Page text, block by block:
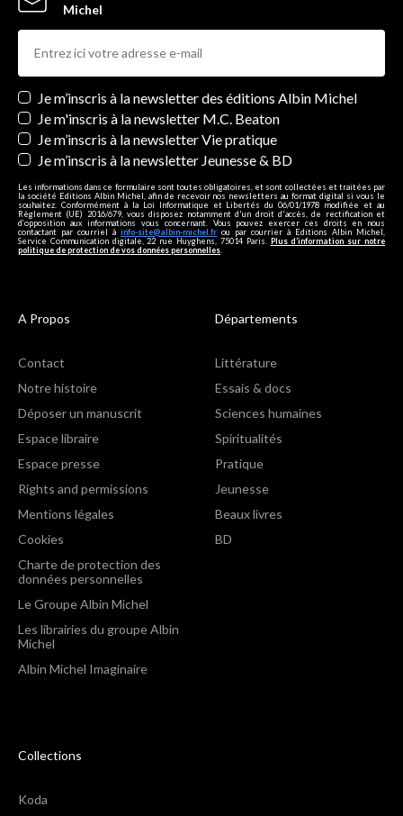
Michel
Newsletters
Je m’inscris à la newsletter des éditions Albin Michel
Je m'inscris à la newsletter M.C. Beaton
Je m’inscris à la newsletter Vie pratique
Je m’inscris à la newsletter Jeunesse & BD
Les informations dans ce formulaire sont toutes obligatoires, et sont collectées et traitées par
la société Editions Albin Michel, afin de recevoir nos newsletters au format digital si vous le
souhaitez. Conformément à la Loi Informatique et Libertés du 06/01/1978 modifiée et au
Règlement (UE) 2016/679, vous disposez notamment d'un droit d'accès, de rectification et
d’opposition aux informations vous concernant. Vous pouvez exercer ces droits en nous
contactant par courriel à info-site@albin-michel.fr ou par courrier à Editions Albin Michel,
Service Communication digitale, 22 rue Huyghens, 75014 Paris. Plus d’information sur notre
politique de protection de vos données personnelles
A Propos
Contact
Notre histoire
Déposer un manuscrit
Espace libraire
Espace presse
Rights and permissions
Mentions légales
Cookies
Charte de protection des
données personnelles
Le Groupe Albin Michel
Les librairies du groupe Albin
Michel
Albin Michel Imaginaire
Départements
Littérature
Essais & docs
Sciences humaines
Spiritualités
Pratique
Jeunesse
Beaux livres
BD
Collections
Koda